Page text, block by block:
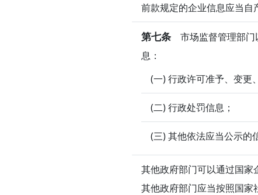
前款规定的企业信息应当自
第七条 市场监督管理部门
息：
(一) 行政许可准予、变更
(二) 行政处罚信息；
(三) 其他依法应当公示的
其他政府部门可以通过国家
其他政府部门应当按照国家